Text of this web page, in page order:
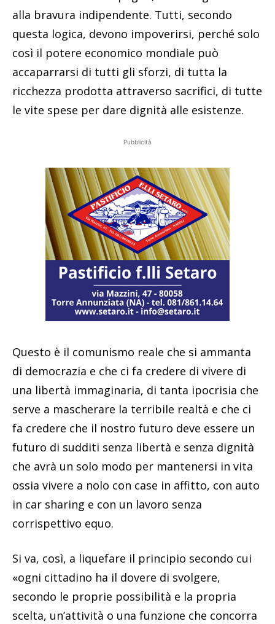
alla bravura indipendente. Tutti, secondo
questa logica, devono impoverirsi, perché solo
così il potere economico mondiale può
accaparrarsi di tutti gli sforzi, di tutta la
ricchezza prodotta attraverso sacrifici, di tutte
le vite spese per dare dignità alle esistenze.
Pubblicità
Questo è il comunismo reale che si ammanta
di democrazia e che ci fa credere di vivere di
una libertà immaginaria, di tanta ipocrisia che
serve a mascherare la terribile realtà e che ci
fa credere che il nostro futuro deve essere un
futuro di sudditi senza libertà e senza dignità
che avrà un solo modo per mantenersi in vita
ossia vivere a nolo con case in affitto, con auto
in car sharing e con un lavoro senza
corrispettivo equo.
Si va, così, a liquefare il principio secondo cui
«ogni cittadino ha il dovere di svolgere,
secondo le proprie possibilità e la propria
scelta, un’attività o una funzione che concorra